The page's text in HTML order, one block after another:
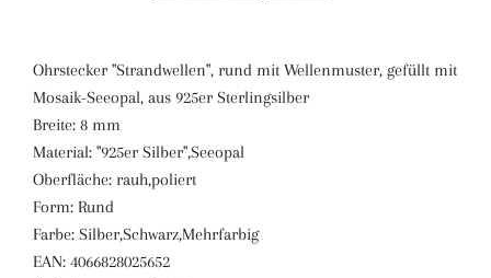
Ohrstecker "Strandwellen", rund mit Wellenmuster, gefüllt mit
Mosaik-Seeopal, aus 925er Sterlingsilber
Breite: 8 mm
Material: "925er Silber",Seeopal
Oberfläche: rauh,poliert
Form: Rund
Farbe: Silber,Schwarz,Mehrfarbig
EAN: 4066828025652